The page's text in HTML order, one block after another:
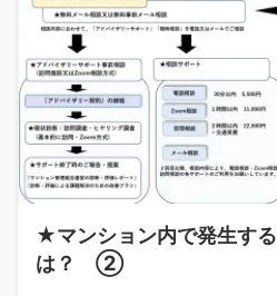
★マンション内で発生す
は？ ②